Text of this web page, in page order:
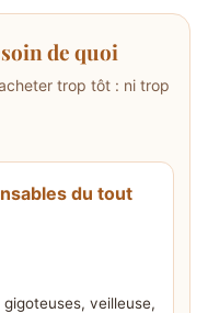
de quoi
trop tôt : ni trop
du tout
veilleuse,